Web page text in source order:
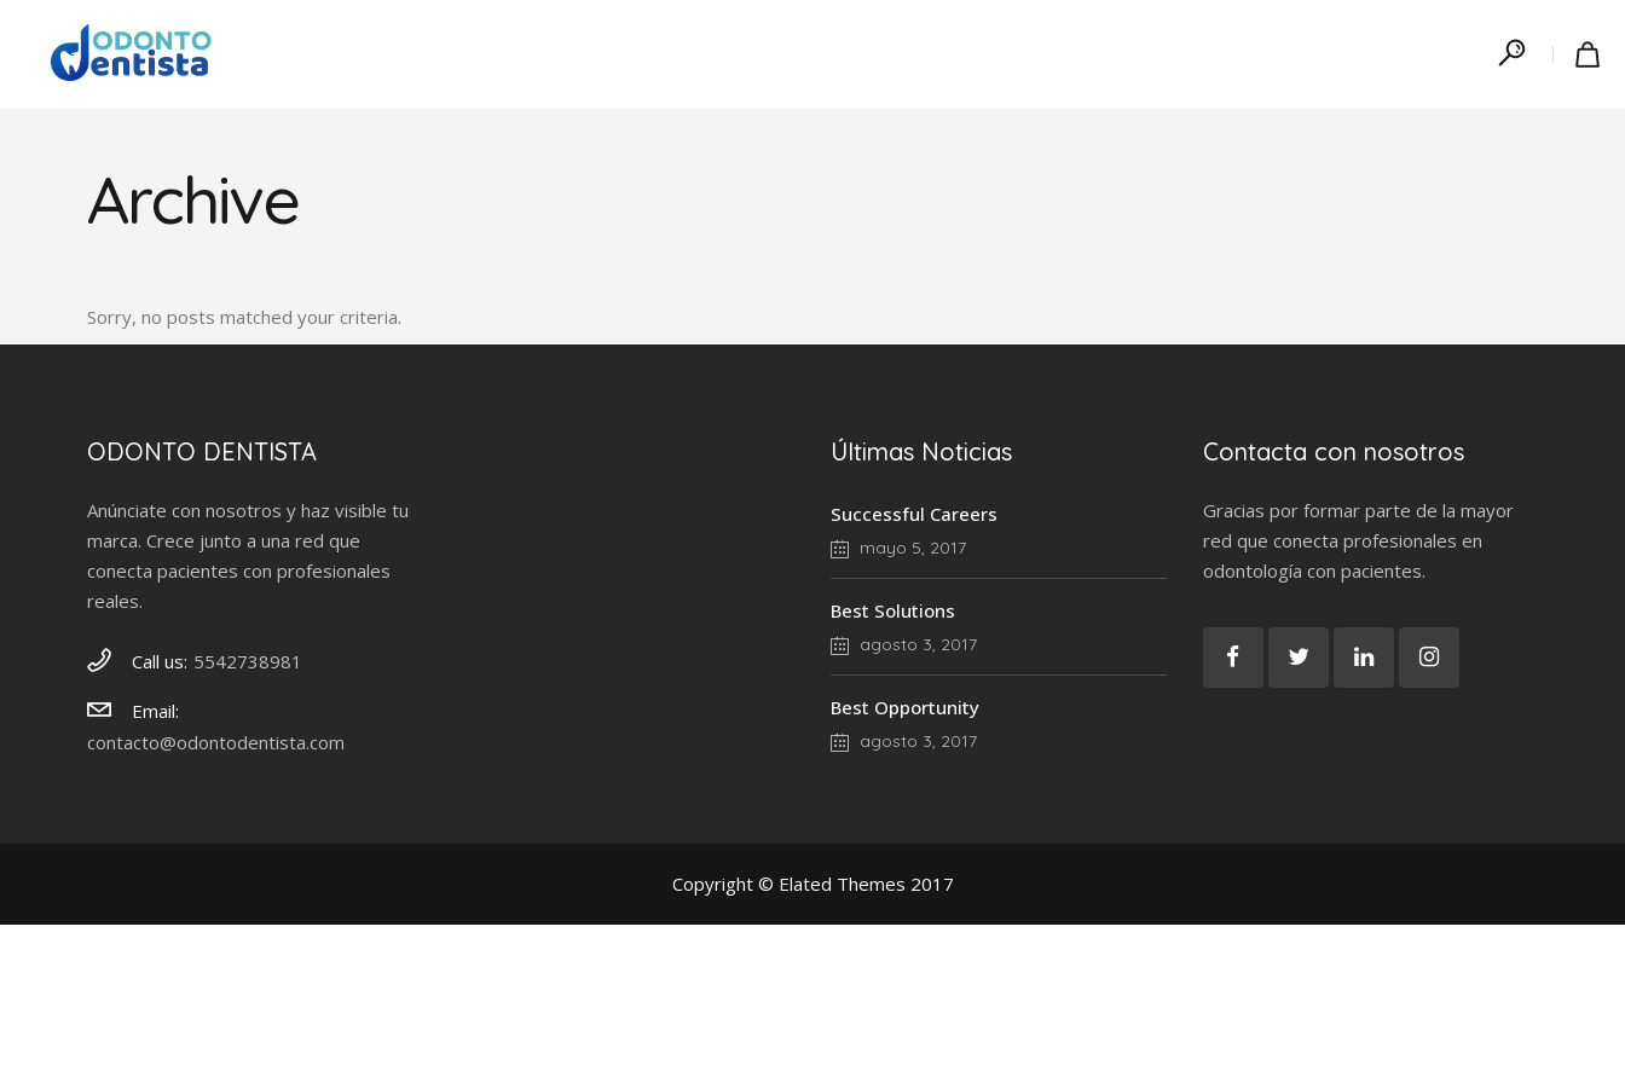
Archive
Sorry, no posts matched your criteria.
ODONTO DENTISTA
Anúnciate con nosotros y haz visible tu
marca. Crece junto a una red que
conecta pacientes con profesionales
reales.
Call us: 5542738981
Email:
contacto@odontodentista.com
Últimas Noticias
Successful Careers
mayo 5, 2017
Best Solutions
agosto 3, 2017
Best Opportunity
agosto 3, 2017
Contacta con nosotros
Gracias por formar parte de la mayor
red que conecta profesionales en
odontología con pacientes.
Copyright © Elated Themes 2017